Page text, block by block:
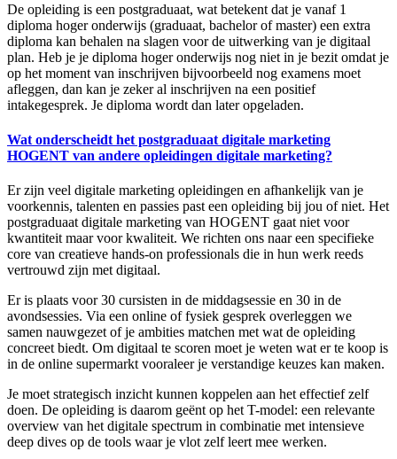
De opleiding is een postgraduaat, wat betekent dat je vanaf 1
diploma hoger onderwijs (graduaat, bachelor of master) een extra
diploma kan behalen na slagen voor de uitwerking van je digitaal
plan. Heb je je diploma hoger onderwijs nog niet in je bezit omdat je
op het moment van inschrijven bijvoorbeeld nog examens moet
afleggen, dan kan je zeker al inschrijven na een positief
intakegesprek. Je diploma wordt dan later opgeladen.
Wat onderscheidt het postgraduaat digitale marketing
HOGENT van andere opleidingen digitale marketing?
Er zijn veel digitale marketing opleidingen en afhankelijk van je
voorkennis, talenten en passies past een opleiding bij jou of niet. Het
postgraduaat digitale marketing van HOGENT gaat niet voor
kwantiteit maar voor kwaliteit. We richten ons naar een specifieke
core van creatieve hands-on professionals die in hun werk reeds
vertrouwd zijn met digitaal.
Er is plaats voor 30 cursisten in de middagsessie en 30 in de
avondsessies. Via een online of fysiek gesprek overleggen we
samen nauwgezet of je ambities matchen met wat de opleiding
concreet biedt. Om digitaal te scoren moet je weten wat er te koop is
in de online supermarkt vooraleer je verstandige keuzes kan maken.
Je moet strategisch inzicht kunnen koppelen aan het effectief zelf
doen. De opleiding is daarom geënt op het T-model: een relevante
overview van het digitale spectrum in combinatie met intensieve
deep dives op de tools waar je vlot zelf leert mee werken.